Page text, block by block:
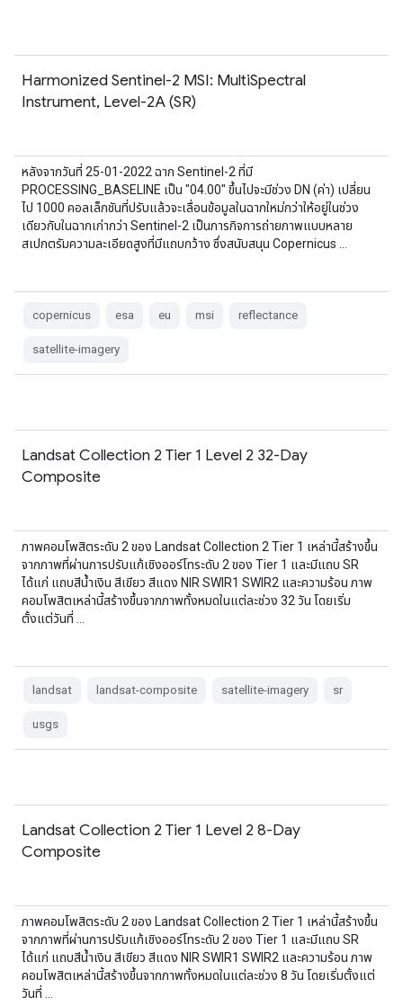
Harmonized Sentinel-2 MSI: MultiSpectral
Instrument, Level-2A (SR)
หลังจากวันที่ 25-01-2022 ฉาก Sentinel-2 ที่มี
PROCESSING_BASELINE เป็น "04.00" ขึ้นไปจะมีช่วง DN (ค่า) เปลี่ยน
ไป 1000 คอลเล็กชันที่ปรับแล้วจะเลื่อนข้อมูลในฉากใหม่กว่าให้อยู่ในช่วง
เดียวกับในฉากเก่ากว่า Sentinel-2 เป็นภารกิจการถ่ายภาพแบบหลาย
สเปกตรัมความละเอียดสูงที่มีแถบกว้าง ซึ่งสนับสนุน Copernicus …
copernicus esa eu msi reflectance
satellite-imagery
Landsat Collection 2 Tier 1 Level 2 32-Day
Composite
ภาพคอมโพสิตระดับ 2 ของ Landsat Collection 2 Tier 1 เหล่านี้สร้างขึ้น
จากภาพที่ผ่านการปรับแก้เชิงออร์โทระดับ 2 ของ Tier 1 และมีแถบ SR
ได้แก่ แถบสีน้ำเงิน สีเขียว สีแดง NIR SWIR1 SWIR2 และความร้อน ภาพ
คอมโพสิตเหล่านี้สร้างขึ้นจากภาพทั้งหมดในแต่ละช่วง 32 วัน โดยเริ่ม
ตั้งแต่วันที่ …
landsat landsat-composite satellite-imagery sr
usgs
Landsat Collection 2 Tier 1 Level 2 8-Day
Composite
ภาพคอมโพสิตระดับ 2 ของ Landsat Collection 2 Tier 1 เหล่านี้สร้างขึ้น
จากภาพที่ผ่านการปรับแก้เชิงออร์โทระดับ 2 ของ Tier 1 และมีแถบ SR
ได้แก่ แถบสีน้ำเงิน สีเขียว สีแดง NIR SWIR1 SWIR2 และความร้อน ภาพ
คอมโพสิตเหล่านี้สร้างขึ้นจากภาพทั้งหมดในแต่ละช่วง 8 วัน โดยเริ่มตั้งแต่
วันที่ …